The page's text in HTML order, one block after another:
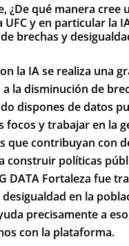
¿De qué manera cree
y en particular la
brechas y
la IA se realiza una
la disminución de
dispones de datos
focos y trabajar en la
que contribuyan con
construir políticas
DATA Fortaleza fue
en la
precisamente a
con la plataforma.